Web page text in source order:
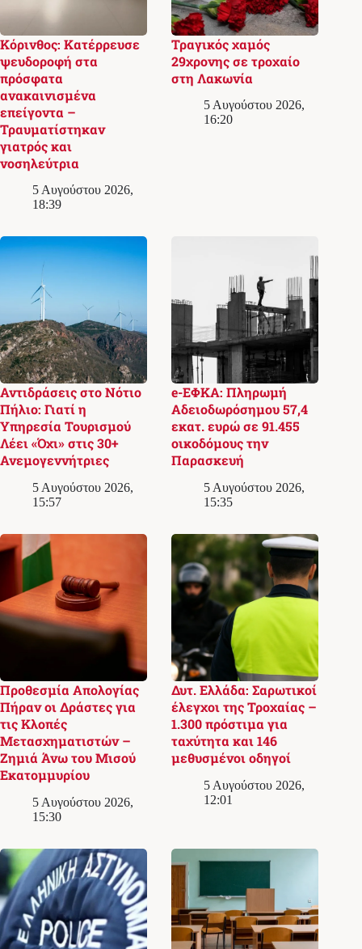
Κόρινθος: Κατέρρευσε
ψευδοροφή στα
πρόσφατα
ανακαινισμένα
επείγοντα –
Τραυματίστηκαν
γιατρός και
νοσηλεύτρια
5 Αυγούστου 2026,
18:39
Τραγικός χαμός
29χρονης σε τροχαίο
στη Λακωνία
5 Αυγούστου 2026,
16:20
Αντιδράσεις στο Νότιο
Πήλιο: Γιατί η
Υπηρεσία Τουρισμού
Λέει «Όχι» στις 30+
Ανεμογεννήτριες
5 Αυγούστου 2026,
15:57
e-ΕΦΚΑ: Πληρωμή
Αδειοδωρόσημου 57,4
εκατ. ευρώ σε 91.455
οικοδόμους την
Παρασκευή
5 Αυγούστου 2026,
15:35
Προθεσμία Απολογίας
Πήραν οι Δράστες για
τις Κλοπές
Μετασχηματιστών –
Ζημιά Άνω του Μισού
Εκατομμυρίου
5 Αυγούστου 2026,
15:30
Δυτ. Ελλάδα: Σαρωτικοί
έλεγχοι της Τροχαίας –
1.300 πρόστιμα για
ταχύτητα και 146
μεθυσμένοι οδηγοί
5 Αυγούστου 2026,
12:01